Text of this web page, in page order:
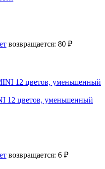
возвращается: 80 ₽
12 цветов, уменьшенный
возвращается: 6 ₽